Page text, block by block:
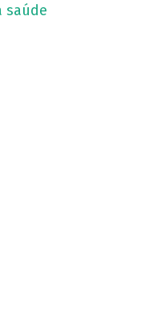
saúde